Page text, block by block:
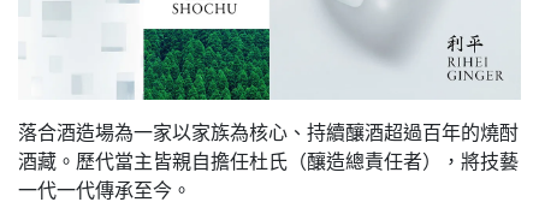
落合酒造場為一家以家族為核心、持續釀酒超過百年的燒酎
酒藏。歷代當主皆親自擔任杜氏（釀造總責任者），將技藝
一代一代傳承至今。